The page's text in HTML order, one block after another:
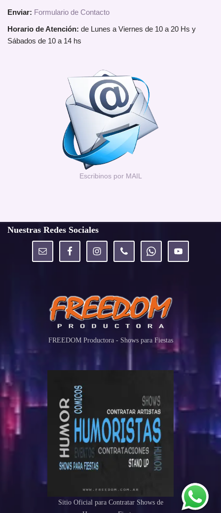
Enviar: Formulario de Contacto
Horario de Atención: de Lunes a Viernes de 10 a 20 Hs y
Sábados de 10 a 14 hs
Escribinos por MAIL
Nuestras Redes Sociales
FREEDOM Productora - Shows para Fiestas
Sitio Oficial para Contratar Shows de